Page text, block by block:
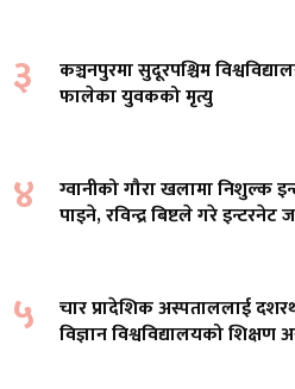
३
कञ्चनपुरमा सुदूरपश्चिम
फालेका युवकको मृत्यु
४
ग्वानीको गौरा खलामा निशुल्क
पाइने, रविन्द्र बिष्टले गरे इन्टरनेट
५
चार प्रादेशिक अस्पताललाई
विज्ञान विश्वविद्यालयको शिक्षण